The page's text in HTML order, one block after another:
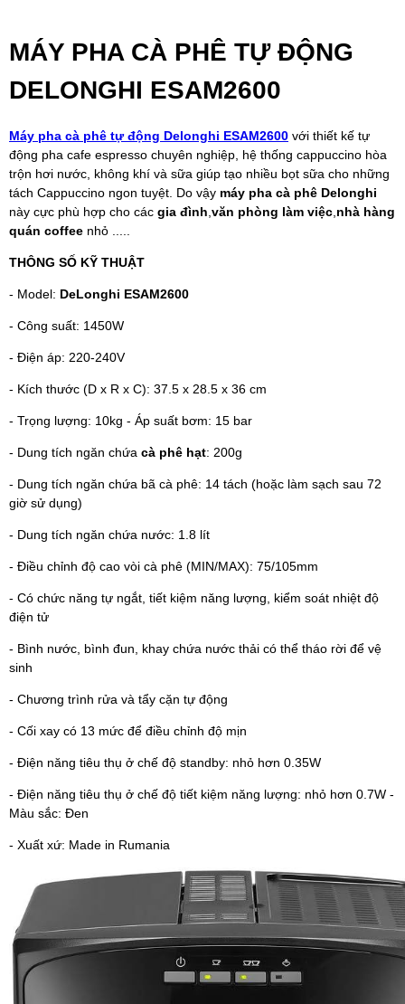
MÁY PHA CÀ PHÊ TỰ ĐỘNG
DELONGHI ESAM2600
Máy pha cà phê tự động Delonghi ESAM2600 với thiết kế tự
động pha cafe espresso chuyên nghiệp, hệ thống cappuccino hòa
trộn hơi nước, không khí và sữa giúp tạo nhiều bọt sữa cho những
tách Cappuccino ngon tuyệt. Do vậy máy pha cà phê Delonghi
này cực phù hợp cho các gia đình văn phòng làm việc nhà hàng
quán coffee nhỏ .....
THÔNG SỐ KỸ THUẬT
- Model: DeLonghi ESAM2600
- Công suất: 1450W
- Điện áp: 220-240V
- Kích thước (D x R x C): 37.5 x 28.5 x 36 cm
- Trọng lượng: 10kg - Áp suất bơm: 15 bar
- Dung tích ngăn chứa cà phê hạt: 200g
- Dung tích ngăn chứa bã cà phê: 14 tách (hoặc làm sạch sau 72
giờ sử dụng)
- Dung tích ngăn chứa nước: 1.8 lít
- Điều chỉnh độ cao vòi cà phê (MIN/MAX): 75/105mm
- Có chức năng tự ngắt, tiết kiệm năng lượng, kiểm soát nhiệt độ
điện tử
- Bình nước, bình đun, khay chứa nước thải có thể tháo rời để vệ
sinh
- Chương trình rửa và tẩy cặn tự động
- Cối xay có 13 mức để điều chỉnh độ mịn
- Điện năng tiêu thụ ở chế độ standby: nhỏ hơn 0.35W
- Điện năng tiêu thụ ở chế độ tiết kiệm năng lượng: nhỏ hơn 0.7W -
Màu sắc: Đen
- Xuất xứ: Made in Rumania